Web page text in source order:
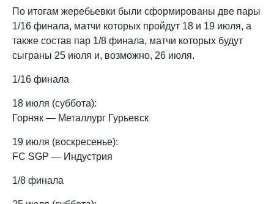
По итогам жеребьевки были сформированы две пары
1/16 финала, матчи которых пройдут 18 и 19 июля, а
также состав пар 1/8 финала, матчи которых будут
сыграны 25 июля и, возможно, 26 июля.
1/16 финала
18 июля (суббота):
Горняк — Металлург Гурьевск
19 июля (воскресенье):
FC SGP — Индустрия
1/8 финала